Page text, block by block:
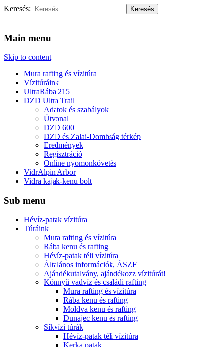
Keresés:
Main menu
Skip to content
Mura rafting és vízitúra
Vízitúráink
UltraRába 215
DZD Ultra Trail
Adatok és szabályok
Útvonal
DZD 600
DZD és Zalai-Dombság térkép
Eredmények
Regisztráció
Online nyomonkövetés
VidrAlpin Arbor
Vidra kajak-kenu bolt
Sub menu
Hévíz-patak vízitúra
Túráink
Mura rafting és vízitúra
Rába kenu és rafting
Hévíz-patak téli vízitúra
Általános információk, ÁSZF
Ajándékutalvány, ajándékozz vízitúrát!
Könnyű vadvíz és családi rafting
Mura rafting és vízitúra
Rába kenu és rafting
Moldva kenu és rafting
Dunajec kenu és rafting
Síkvízi túrák
Hévíz-patak téli vízitúra
Kerka patak